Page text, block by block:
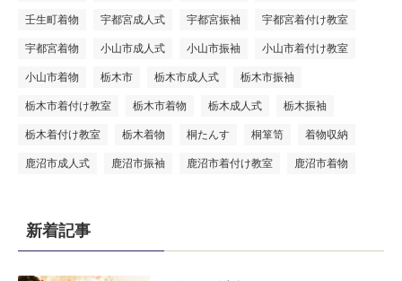
壬生町着物 宇都宮成人式 宇都宮振袖 宇都宮着付け教室
宇都宮着物 小山市成人式 小山市振袖 小山市着付け教室
小山市着物 栃木市 栃木市成人式 栃木市振袖
栃木市着付け教室 栃木市着物 栃木成人式 栃木振袖
栃木着付け教室 栃木着物 桐たんす 桐箪笥 着物収納
鹿沼市成人式 鹿沼市振袖 鹿沼市着付け教室 鹿沼市着物
新着記事